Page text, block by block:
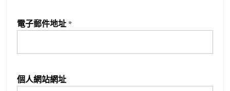
電子郵件地址 *
個人網站網址